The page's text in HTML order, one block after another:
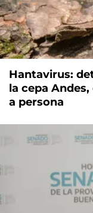
Hantavirus:
la cepa
a persona